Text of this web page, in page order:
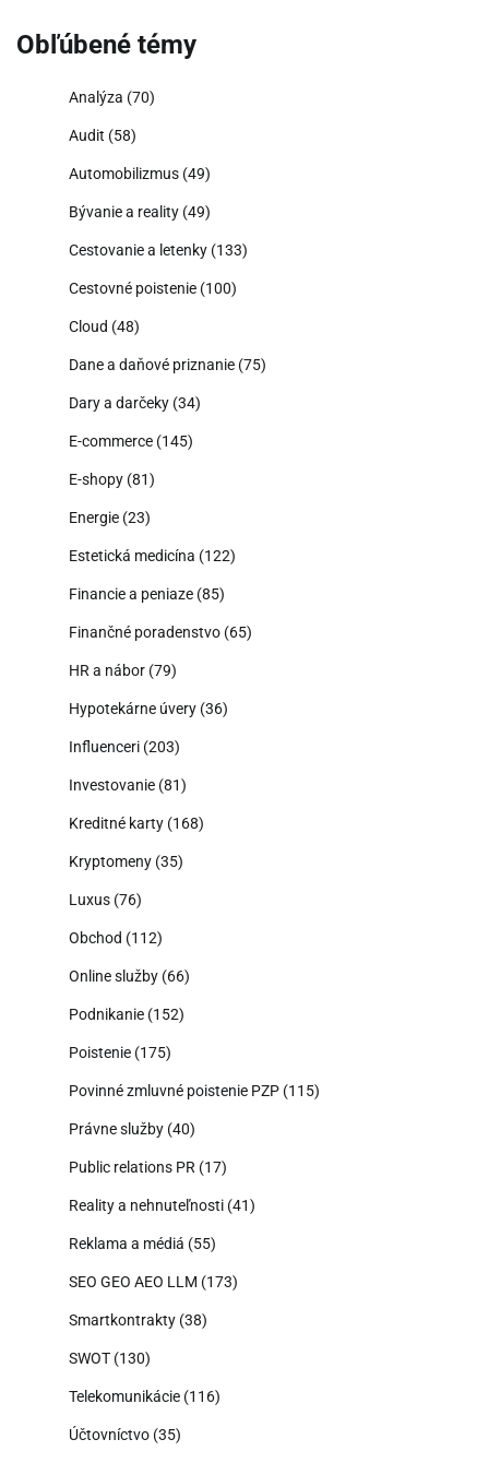
Obľúbené témy
Analýza (70)
Audit (58)
Automobilizmus (49)
Bývanie a reality (49)
Cestovanie a letenky (133)
Cestovné poistenie (100)
Cloud (48)
Dane a daňové priznanie (75)
Dary a darčeky (34)
E-commerce (145)
E-shopy (81)
Energie (23)
Estetická medicína (122)
Financie a peniaze (85)
Finančné poradenstvo (65)
HR a nábor (79)
Hypotekárne úvery (36)
Influenceri (203)
Investovanie (81)
Kreditné karty (168)
Kryptomeny (35)
Luxus (76)
Obchod (112)
Online služby (66)
Podnikanie (152)
Poistenie (175)
Povinné zmluvné poistenie PZP (115)
Právne služby (40)
Public relations PR (17)
Reality a nehnuteľnosti (41)
Reklama a médiá (55)
SEO GEO AEO LLM (173)
Smartkontrakty (38)
SWOT (130)
Telekomunikácie (116)
Účtovníctvo (35)